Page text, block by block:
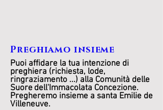
Preghiamo insieme
Puoi affidare la tua intenzione di
preghiera (richiesta, lode,
ringraziamento ...) alla Comunità delle
Suore dell'Immacolata Concezione.
Pregheremo insieme a santa Emilie de
Villeneuve.